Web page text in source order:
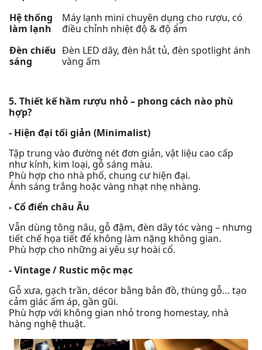
Hệ thống
làm lạnh
Máy lạnh mini chuyên dụng cho rượu, có
điều chỉnh nhiệt độ & độ ẩm
Đèn chiếu
sáng
Đèn LED dây, đèn hắt tủ, đèn spotlight ánh
vàng ấm
5. Thiết kế hầm rượu nhỏ – phong cách nào phù
hợp?
- Hiện đại tối giản (Minimalist)
Tập trung vào đường nét đơn giản, vật liệu cao cấp
như kính, kim loại, gỗ sáng màu.
Phù hợp cho nhà phố, chung cư hiện đại.
Ánh sáng trắng hoặc vàng nhạt nhẹ nhàng.
- Cổ điển châu Âu
Vẫn dùng tông nâu, gỗ đậm, đèn dây tóc vàng – nhưng
tiết chế họa tiết để không làm nặng không gian.
Phù hợp cho những ai yêu sự hoài cổ.
- Vintage / Rustic mộc mạc
Gỗ xưa, gạch trần, décor bằng bản đồ, thùng gỗ… tạo
cảm giác ấm áp, gần gũi.
Phù hợp với không gian nhỏ trong homestay, nhà
hàng nghệ thuật.